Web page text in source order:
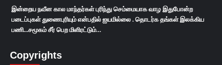
இன்றைய நவீன கால மாந்தர்கள் புரிந்து செம்மையாக வாழ இதுபோன்ற
படைப்புகள் துணைபுரியும் என்பதில் ஐயமில்லை . தொடர்க தங்கள் இலக்கிய
பணி...சமூகம் சீர் பெற மிளிரட்டும்…
Copyrights